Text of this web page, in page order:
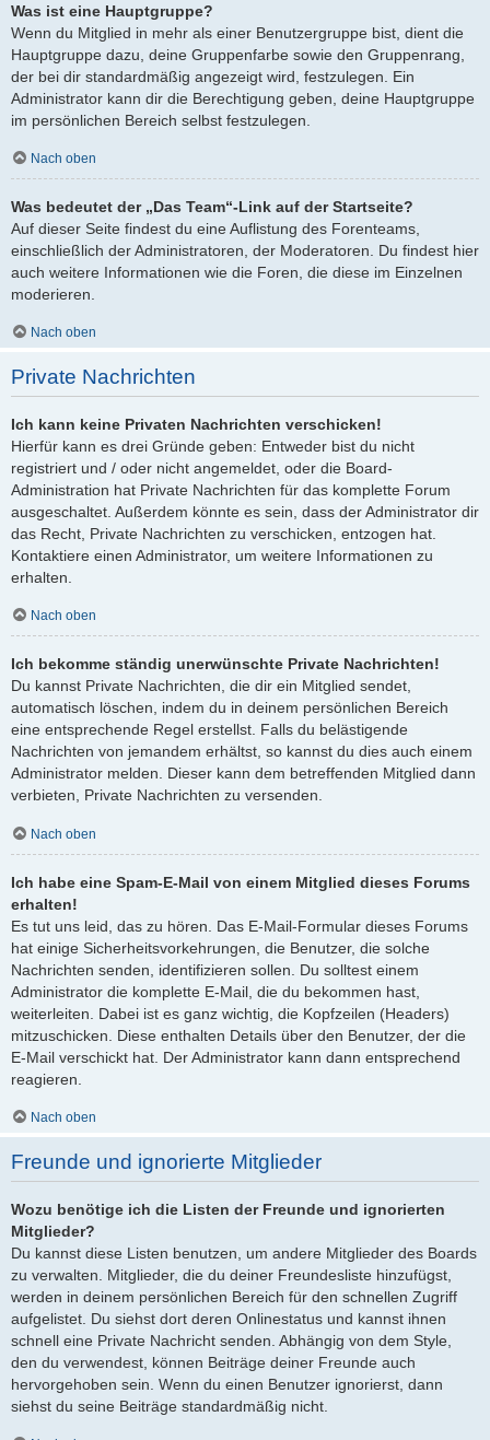
Was ist eine Hauptgruppe?
Wenn du Mitglied in mehr als einer Benutzergruppe bist, dient die
Hauptgruppe dazu, deine Gruppenfarbe sowie den Gruppenrang,
der bei dir standardmäßig angezeigt wird, festzulegen. Ein
Administrator kann dir die Berechtigung geben, deine Hauptgruppe
im persönlichen Bereich selbst festzulegen.
Nach oben
Was bedeutet der „Das Team“-Link auf der Startseite?
Auf dieser Seite findest du eine Auflistung des Forenteams,
einschließlich der Administratoren, der Moderatoren. Du findest hier
auch weitere Informationen wie die Foren, die diese im Einzelnen
moderieren.
Nach oben
Private Nachrichten
Ich kann keine Privaten Nachrichten verschicken!
Hierfür kann es drei Gründe geben: Entweder bist du nicht
registriert und / oder nicht angemeldet, oder die Board-
Administration hat Private Nachrichten für das komplette Forum
ausgeschaltet. Außerdem könnte es sein, dass der Administrator dir
das Recht, Private Nachrichten zu verschicken, entzogen hat.
Kontaktiere einen Administrator, um weitere Informationen zu
erhalten.
Nach oben
Ich bekomme ständig unerwünschte Private Nachrichten!
Du kannst Private Nachrichten, die dir ein Mitglied sendet,
automatisch löschen, indem du in deinem persönlichen Bereich
eine entsprechende Regel erstellst. Falls du belästigende
Nachrichten von jemandem erhältst, so kannst du dies auch einem
Administrator melden. Dieser kann dem betreffenden Mitglied dann
verbieten, Private Nachrichten zu versenden.
Nach oben
Ich habe eine Spam-E-Mail von einem Mitglied dieses Forums
erhalten!
Es tut uns leid, das zu hören. Das E-Mail-Formular dieses Forums
hat einige Sicherheitsvorkehrungen, die Benutzer, die solche
Nachrichten senden, identifizieren sollen. Du solltest einem
Administrator die komplette E-Mail, die du bekommen hast,
weiterleiten. Dabei ist es ganz wichtig, die Kopfzeilen (Headers)
mitzuschicken. Diese enthalten Details über den Benutzer, der die
E-Mail verschickt hat. Der Administrator kann dann entsprechend
reagieren.
Nach oben
Freunde und ignorierte Mitglieder
Wozu benötige ich die Listen der Freunde und ignorierten
Mitglieder?
Du kannst diese Listen benutzen, um andere Mitglieder des Boards
zu verwalten. Mitglieder, die du deiner Freundesliste hinzufügst,
werden in deinem persönlichen Bereich für den schnellen Zugriff
aufgelistet. Du siehst dort deren Onlinestatus und kannst ihnen
schnell eine Private Nachricht senden. Abhängig von dem Style,
den du verwendest, können Beiträge deiner Freunde auch
hervorgehoben sein. Wenn du einen Benutzer ignorierst, dann
siehst du seine Beiträge standardmäßig nicht.